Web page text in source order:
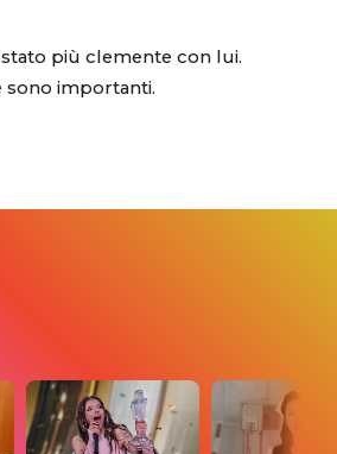
più clemente con lui.
sono importanti.